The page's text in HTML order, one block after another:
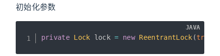
初始化参数
private Lock lock = new ReentrantLock (true
JAVA